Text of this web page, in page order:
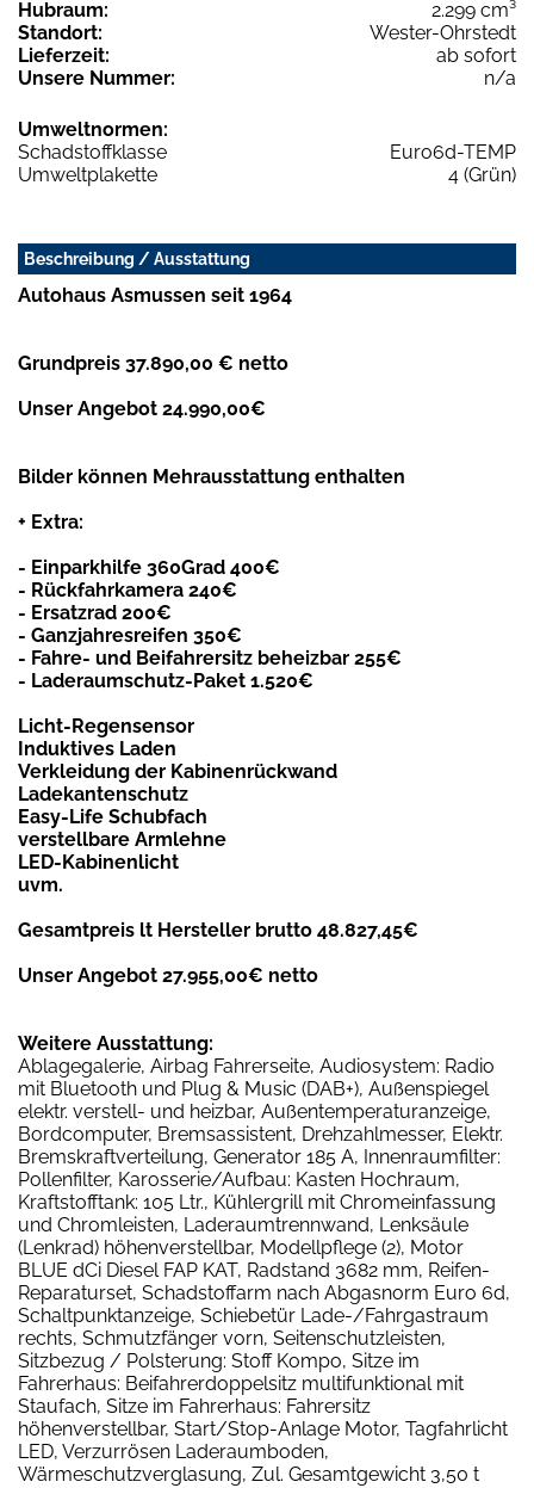
Hubraum:
2.299 cm³
Standort:
Wester-Ohrstedt
Lieferzeit:
ab sofort
Unsere Nummer:
n/a
Umweltnormen:
Schadstoffklasse
Euro6d-TEMP
Umweltplakette
4 (Grün)
Beschreibung / Ausstattung
Autohaus Asmussen seit 1964
Grundpreis 37.890,00 € netto
Unser Angebot 24.990,00€
Bilder können Mehrausstattung enthalten
+ Extra:
- Einparkhilfe 360Grad 400€
- Rückfahrkamera 240€
- Ersatzrad 200€
- Ganzjahresreifen 350€
- Fahre- und Beifahrersitz beheizbar 255€
- Laderaumschutz-Paket 1.520€
Licht-Regensensor
Induktives Laden
Verkleidung der Kabinenrückwand
Ladekantenschutz
Easy-Life Schubfach
verstellbare Armlehne
LED-Kabinenlicht
uvm.
Gesamtpreis lt Hersteller brutto 48.827,45€
Unser Angebot 27.955,00€ netto
Weitere Ausstattung:
Ablagegalerie, Airbag Fahrerseite, Audiosystem: Radio
mit Bluetooth und Plug & Music (DAB+), Außenspiegel
elektr. verstell- und heizbar, Außentemperaturanzeige,
Bordcomputer, Bremsassistent, Drehzahlmesser, Elektr.
Bremskraftverteilung, Generator 185 A, Innenraumfilter:
Pollenfilter, Karosserie/Aufbau: Kasten Hochraum,
Kraftstofftank: 105 Ltr., Kühlergrill mit Chromeinfassung
und Chromleisten, Laderaumtrennwand, Lenksäule
(Lenkrad) höhenverstellbar, Modellpflege (2), Motor
BLUE dCi Diesel FAP KAT, Radstand 3682 mm, Reifen-
Reparaturset, Schadstoffarm nach Abgasnorm Euro 6d,
Schaltpunktanzeige, Schiebetür Lade-/Fahrgastraum
rechts, Schmutzfänger vorn, Seitenschutzleisten,
Sitzbezug / Polsterung: Stoff Kompo, Sitze im
Fahrerhaus: Beifahrerdoppelsitz multifunktional mit
Staufach, Sitze im Fahrerhaus: Fahrersitz
höhenverstellbar, Start/Stop-Anlage Motor, Tagfahrlicht
LED, Verzurrösen Laderaumboden,
Wärmeschutzverglasung, Zul. Gesamtgewicht 3,50 t